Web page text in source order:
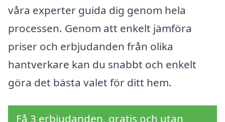
våra experter guida dig genom hela
processen. Genom att enkelt jämföra
priser och erbjudanden från olika
hantverkare kan du snabbt och enkelt
göra det bästa valet för ditt hem.
Få 3 erbjudanden, gratis och utan